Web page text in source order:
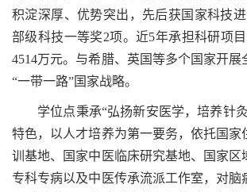
积淀深厚、优势突出，先后获国家科技
部级科技一等奖2项。近5年承担科研项
4514万元。与希腊、英国等多个国家开
“一带一路”国家战略。
学位点秉承“弘扬新安医学，培养针
特色，以人才培养为第一要务，依托国家
训基地、国家中医临床研究基地、国家区
专科专病以及中医传承流派工作室，对脑